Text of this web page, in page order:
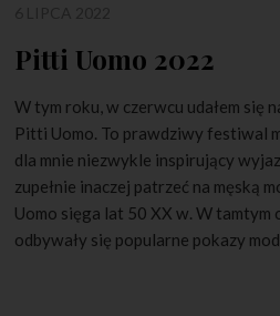
Pitti Uomo 2022
W tym roku, w czerwcu udałem się
Pitti Uomo. To prawdziwy festiwal
dla mnie niezwykle inspirujący
zupełnie inaczej patrzeć na męską
Uomo sięga lat 50 XX w. W tamtym
odbywały się popularne pokazy